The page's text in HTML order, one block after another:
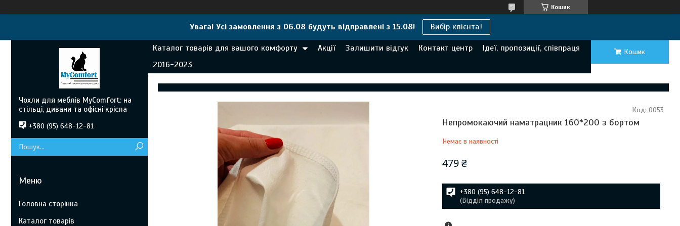
Кошик
Увага! Усі замовлення з 06.08 будуть відправлені з 15.08! Вибір клієнта!
Каталог товарів для вашого комфорту Акції Залишити відгук Контакт центр
Ідеї, пропозиції, співпраця
2016-2023
Кошик
Непромокаючий наматрацник 160*200 з бортом
Немає в наявності
Код: 0053
479 ₴
+380 (95) 648-12-81
(Відділ продажу)
Чохли для меблів MyComfort: на
стільці, дивани та офісні крісла
+380 (95) 648-12-81
Головна сторінка
Каталог товарів